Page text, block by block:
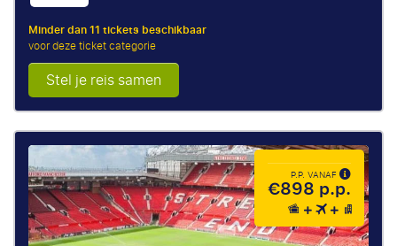
Minder dan 11 tickets beschikbaar
voor deze ticket categorie
Stel je reis samen
P.P. VANAF
€898 p.p.